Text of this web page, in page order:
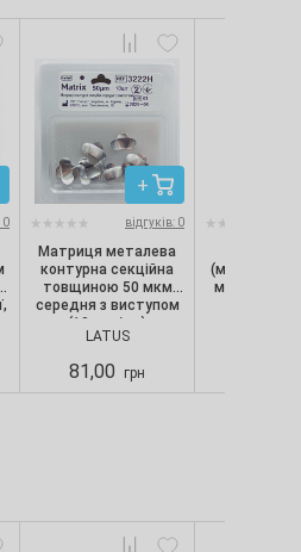
0 відгуків: 0
Матриця металева
контурна секційна
товщиною 50 мкм
середня з виступом
(10 шт./уп.)
LATUS
81,00 грн
мм, Latus